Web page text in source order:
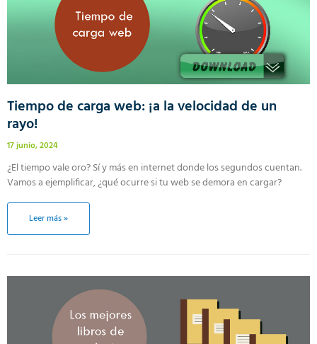
Tiempo de carga web: ¡a la velocidad de un
rayo!
17 junio, 2024
¿El tiempo vale oro? Sí y más en internet donde los segundos cuentan.
Vamos a ejemplificar, ¿qué ocurre si tu web se demora en cargar?
Leer más »